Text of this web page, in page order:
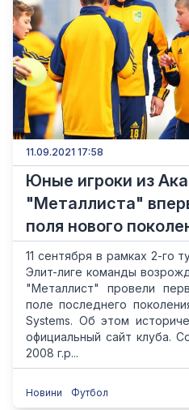
11.09.2021 17:58
Юные игроки из
"Металлиста"
поля нового
11 сентября в рамках 2-го
Элит-лиге команды
"Металлист" провели
поле последнего
Systems. Об этом
официальный сайт клуба.
2008 г.р...
Новини Футбол